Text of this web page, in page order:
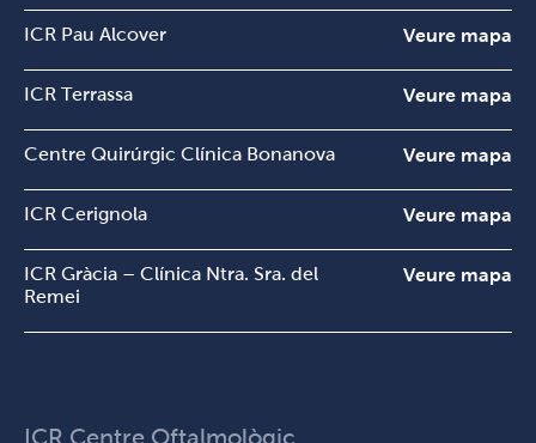
ICR Pau Alcover Veure mapa
ICR Terrassa Veure mapa
Centre Quirúrgic Clínica Bonanova Veure mapa
ICR Cerignola Veure mapa
ICR Gràcia – Clínica Ntra. Sra. del
Remei
Veure mapa
ICR Centre Oftalmològic